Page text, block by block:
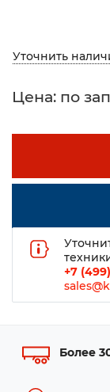
Уточнить
Цена: по
+7
Более